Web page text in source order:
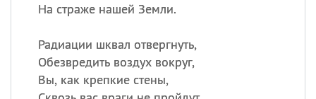
На страже нашей Земли.
Радиации шквал отвергнуть,
Обезвредить воздух вокруг,
Вы, как крепкие стены,